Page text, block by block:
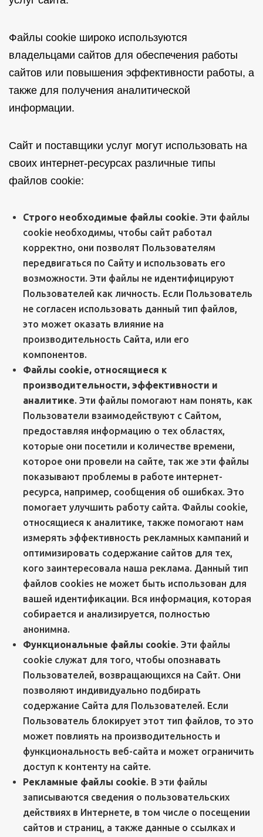
Файлы cookie широко используются
владельцами сайтов для обеспечения работы
сайтов или повышения эффективности работы, а
также для получения аналитической
информации.
Сайт и поставщики услуг могут использовать на
своих интернет-ресурсах различные типы
файлов cookie:
Строго необходимые файлы cookie. Эти файлы
cookie необходимы, чтобы сайт работал
корректно, они позволят Пользователям
передвигаться по Сайту и использовать его
возможности. Эти файлы не идентифицируют
Пользователей как личность. Если Пользователь
не согласен использовать данный тип файлов,
это может оказать влияние на
производительность Сайта, или его
компонентов.
Файлы cookie, относящиеся к
производительности, эффективности и
аналитике. Эти файлы помогают нам понять, как
Пользователи взаимодействуют с Сайтом,
предоставляя информацию о тех областях,
которые они посетили и количестве времени,
которое они провели на сайте, так же эти файлы
показывают проблемы в работе интернет-
ресурса, например, сообщения об ошибках. Это
помогает улучшить работу сайта. Файлы cookie,
относящиеся к аналитике, также помогают нам
измерять эффективность рекламных кампаний и
оптимизировать содержание сайтов для тех,
кого заинтересовала наша реклама. Данный тип
файлов cookies не может быть использован для
вашей идентификации. Вся информация, которая
собирается и анализируется, полностью
анонимна.
Функциональные файлы cookie. Эти файлы
cookie служат для того, чтобы опознавать
Пользователей, возвращающихся на Сайт. Они
позволяют индивидуально подбирать
содержание Сайта для Пользователей. Если
Пользователь блокирует этот тип файлов, то это
может повлиять на производительность и
функциональность веб-сайта и может ограничить
доступ к контенту на сайте.
Рекламные файлы cookie. В эти файлы
записываются сведения о пользовательских
действиях в Интернете, в том числе о посещении
сайтов и страниц, а также данные о ссылках и